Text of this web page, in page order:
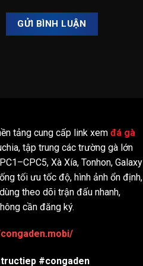
tảng cung cấp link xem đá gà
tập trung các trường gà lớn
Xà Xía, Tonhon, Galaxy
tối ưu tốc độ, hình ảnh ổn định,
theo dõi trận đấu nhanh,
cần đăng ký.
#congaden